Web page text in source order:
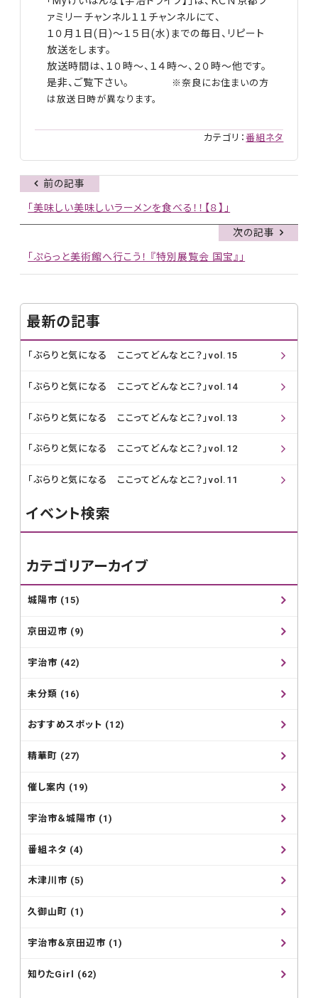
ァミリーチャンネル１１チャンネルにて、
１０月１日(日)～１５日(水)までの毎日、リピート
放送をします。
放送時間は、１０時～、１４時～、２０時～他です。
是非、ご覧下さい。
※奈良にお住まいの方
は放送日時が異なります。
カテゴリ：番組ネタ
前の記事
「美味しい美味しいラーメンを食べる！！【８】」
次の記事
「ぷらっと美術館へ行こう！ 『特別展覧会 国宝』」
最新の記事
「ぶらりと気になる ここってどんなとこ？」vol.15
「ぶらりと気になる ここってどんなとこ？」vol.14
「ぶらりと気になる ここってどんなとこ？」vol.13
「ぶらりと気になる ここってどんなとこ？」vol.12
「ぶらりと気になる ここってどんなとこ？」vol.11
イベント検索
カテゴリアーカイブ
城陽市 (15)
京田辺市 (9)
宇治市 (42)
未分類 (16)
おすすめスポット (12)
精華町 (27)
催し案内 (19)
宇治市＆城陽市 (1)
番組ネタ (4)
木津川市 (5)
久御山町 (1)
宇治市＆京田辺市 (1)
知りたGirl (62)